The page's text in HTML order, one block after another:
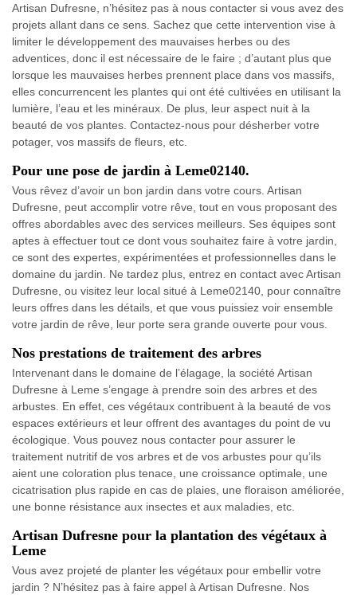
Artisan Dufresne, n’hésitez pas à nous contacter si vous avez des
projets allant dans ce sens. Sachez que cette intervention vise à
limiter le développement des mauvaises herbes ou des
adventices, donc il est nécessaire de le faire ; d’autant plus que
lorsque les mauvaises herbes prennent place dans vos massifs,
elles concurrencent les plantes qui ont été cultivées en utilisant la
lumière, l’eau et les minéraux. De plus, leur aspect nuit à la
beauté de vos plantes. Contactez-nous pour désherber votre
potager, vos massifs de fleurs, etc.
Pour une pose de jardin à Leme02140.
Vous rêvez d’avoir un bon jardin dans votre cours. Artisan
Dufresne, peut accomplir votre rêve, tout en vous proposant des
offres abordables avec des services meilleurs. Ses équipes sont
aptes à effectuer tout ce dont vous souhaitez faire à votre jardin,
ce sont des expertes, expérimentées et professionnelles dans le
domaine du jardin. Ne tardez plus, entrez en contact avec Artisan
Dufresne, ou visitez leur local situé à Leme02140, pour connaître
leurs offres dans les détails, et que vous puissiez voir ensemble
votre jardin de rêve, leur porte sera grande ouverte pour vous.
Nos prestations de traitement des arbres
Intervenant dans le domaine de l’élagage, la société Artisan
Dufresne à Leme s’engage à prendre soin des arbres et des
arbustes. En effet, ces végétaux contribuent à la beauté de vos
espaces extérieurs et leur offrent des avantages du point de vu
écologique. Vous pouvez nous contacter pour assurer le
traitement nutritif de vos arbres et de vos arbustes pour qu’ils
aient une coloration plus tenace, une croissance optimale, une
cicatrisation plus rapide en cas de plaies, une floraison améliorée,
une bonne résistance aux insectes et aux maladies, etc.
Artisan Dufresne pour la plantation des végétaux à
Leme
Vous avez projeté de planter les végétaux pour embellir votre
jardin ? N’hésitez pas à faire appel à Artisan Dufresne. Nos